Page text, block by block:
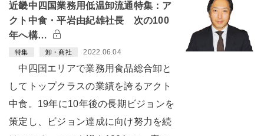
近畿中四国業務用低温卸流通特集：ア
クト中食・平岩由紀雄社長 次の100
年へ構…
特集 卸・商社 2022.06.04
中四国エリアで業務用食品総合卸と
してトップクラスの業績を誇るアクト
中食。19年に10年後の長期ビジョンを
策定し、ビジョン達成に向け努力を続